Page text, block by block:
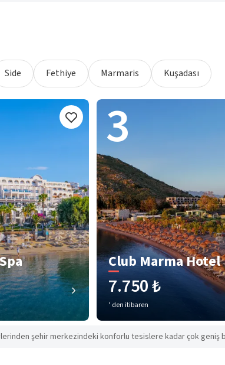
Side Fethiye Marmaris Kuşadası
3
Club Marma Hotel
7.750 ₺
’ den itibaren
şehir merkezindeki konforlu tesislere kadar çok geniş